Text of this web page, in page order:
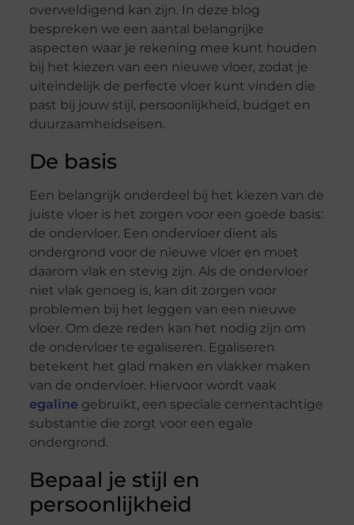
overweldigend kan zijn. In deze blog
bespreken we een aantal belangrijke
aspecten waar je rekening mee kunt houden
bij het kiezen van een nieuwe vloer, zodat je
uiteindelijk de perfecte vloer kunt vinden die
past bij jouw stijl, persoonlijkheid, budget en
duurzaamheidseisen.
De basis
Een belangrijk onderdeel bij het kiezen van de
juiste vloer is het zorgen voor een goede basis:
de ondervloer. Een ondervloer dient als
ondergrond voor de nieuwe vloer en moet
daarom vlak en stevig zijn. Als de ondervloer
niet vlak genoeg is, kan dit zorgen voor
problemen bij het leggen van een nieuwe
vloer. Om deze reden kan het nodig zijn om
de ondervloer te egaliseren. Egaliseren
betekent het glad maken en vlakker maken
van de ondervloer. Hiervoor wordt vaak
egaline gebruikt, een speciale cementachtige
substantie die zorgt voor een egale
ondergrond.
Bepaal je stijl en
persoonlijkheid